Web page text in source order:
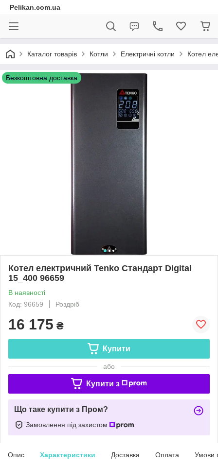
Pelikan.com.ua
Каталог товарів Котли Електричні котли Котел
Безкоштовна доставка
Котел електричний Tenko Cтандарт Digital
15_400 96659
В наявності
Код: 96659
Роздріб
16 175 ₴
Купити
або
Купити з
Що таке купити з Пром?
Замовлення під захистом
Опис Характеристики Доставка Оплата Умови